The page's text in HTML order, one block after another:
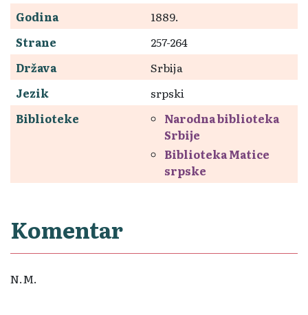
Godina
1889.
Strane
257-264
Država
Srbija
Jezik
srpski
Biblioteke
Narodna biblioteka
Srbije
Biblioteka Matice
srpske
Komentar
N.M.